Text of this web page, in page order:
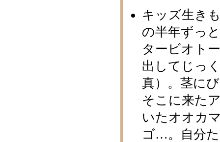
キッズ生き
の半年ずっ
タービオト
出してじっ
真）。茎に
そこに来た
いたオオカ
ゴ…。自分